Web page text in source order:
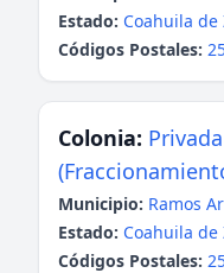
Estado: Coahuila de
Códigos Postales:
Colonia:
Municipio: Ramos
Estado: Coahuila de
Códigos Postales: